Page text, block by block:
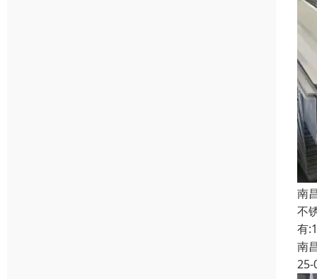
南
不
有
南
25-